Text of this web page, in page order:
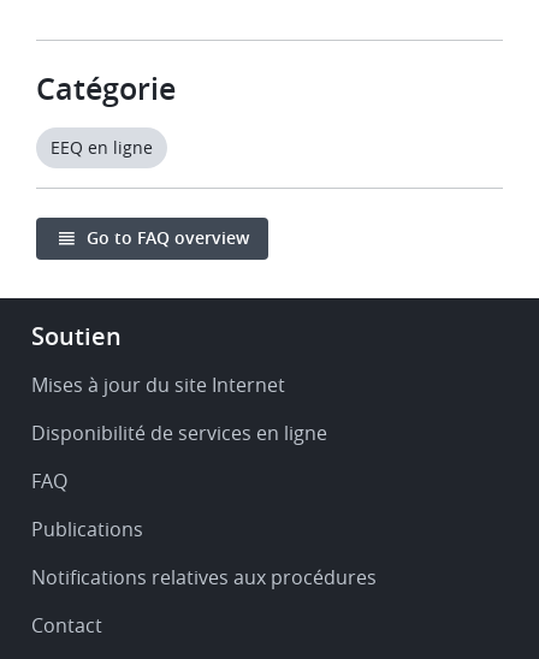
Catégorie
EEQ en ligne
Go to FAQ overview
Footer
Service
support
Soutien
Mises à jour du site Internet
Disponibilité de services en ligne
FAQ
Publications
Notifications relatives aux procédures
Contact